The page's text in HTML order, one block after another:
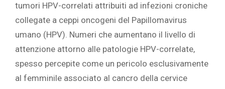
tumori HPV-correlati attribuiti ad infezioni croniche
collegate a ceppi oncogeni del Papillomavirus
umano (HPV). Numeri che aumentano il livello di
attenzione attorno alle patologie HPV-correlate,
spesso percepite come un pericolo esclusivamente
al femminile associato al cancro della cervice